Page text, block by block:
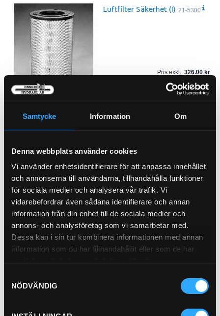
Samtycke Information Om
Denna webbplats använder cookies
Vi använder enhetsidentifierare för att anpassa innehållet
och annonserna till användarna, tillhandahålla funktioner
för sociala medier och analysera vår trafik. Vi
vidarebefordrar även sådana identifierare och annan
information från din enhet till de sociala medier och
annons- och analysföretag som vi samarbetar med.
Dessa kan i sin tur kombinera informationen med annan
information som du har tillhandahållit eller som de har
NÖDVÄNDIG
Luftfilter Säkerhet (I) 21-5300
Pris exkl. 326.00
Köp
HYDRAULFILTER DURAMAX
Pris exkl. 915.30